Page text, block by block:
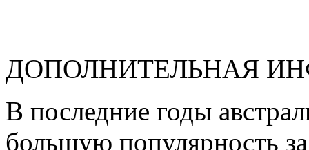
ДОПОЛНИТЕЛЬНАЯ
В последние годы
большую популярность